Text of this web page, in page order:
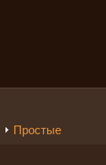
Простые